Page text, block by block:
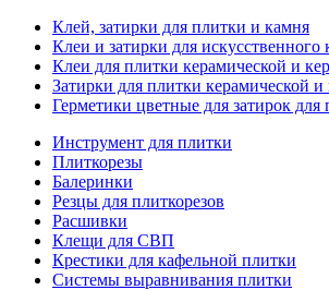
Клей, затирки для плитки и камня
Клеи и затирки для искусственного
Клеи для плитки керамической и
Затирки для плитки керамической и
Герметики цветные для затирок для
Инструмент для плитки
Плиткорезы
Балеринки
Резцы для плиткорезов
Расшивки
Клещи для СВП
Крестики для кафельной плитки
Системы выравнивания плитки